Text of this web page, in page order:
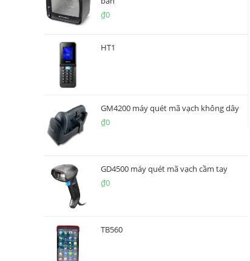
₫0
HT1
GM4200 máy quét mã vạch không dây
₫0
GD4500 máy quét mã vạch cầm tay
₫0
TB560